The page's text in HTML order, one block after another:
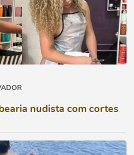
nudista com cortes